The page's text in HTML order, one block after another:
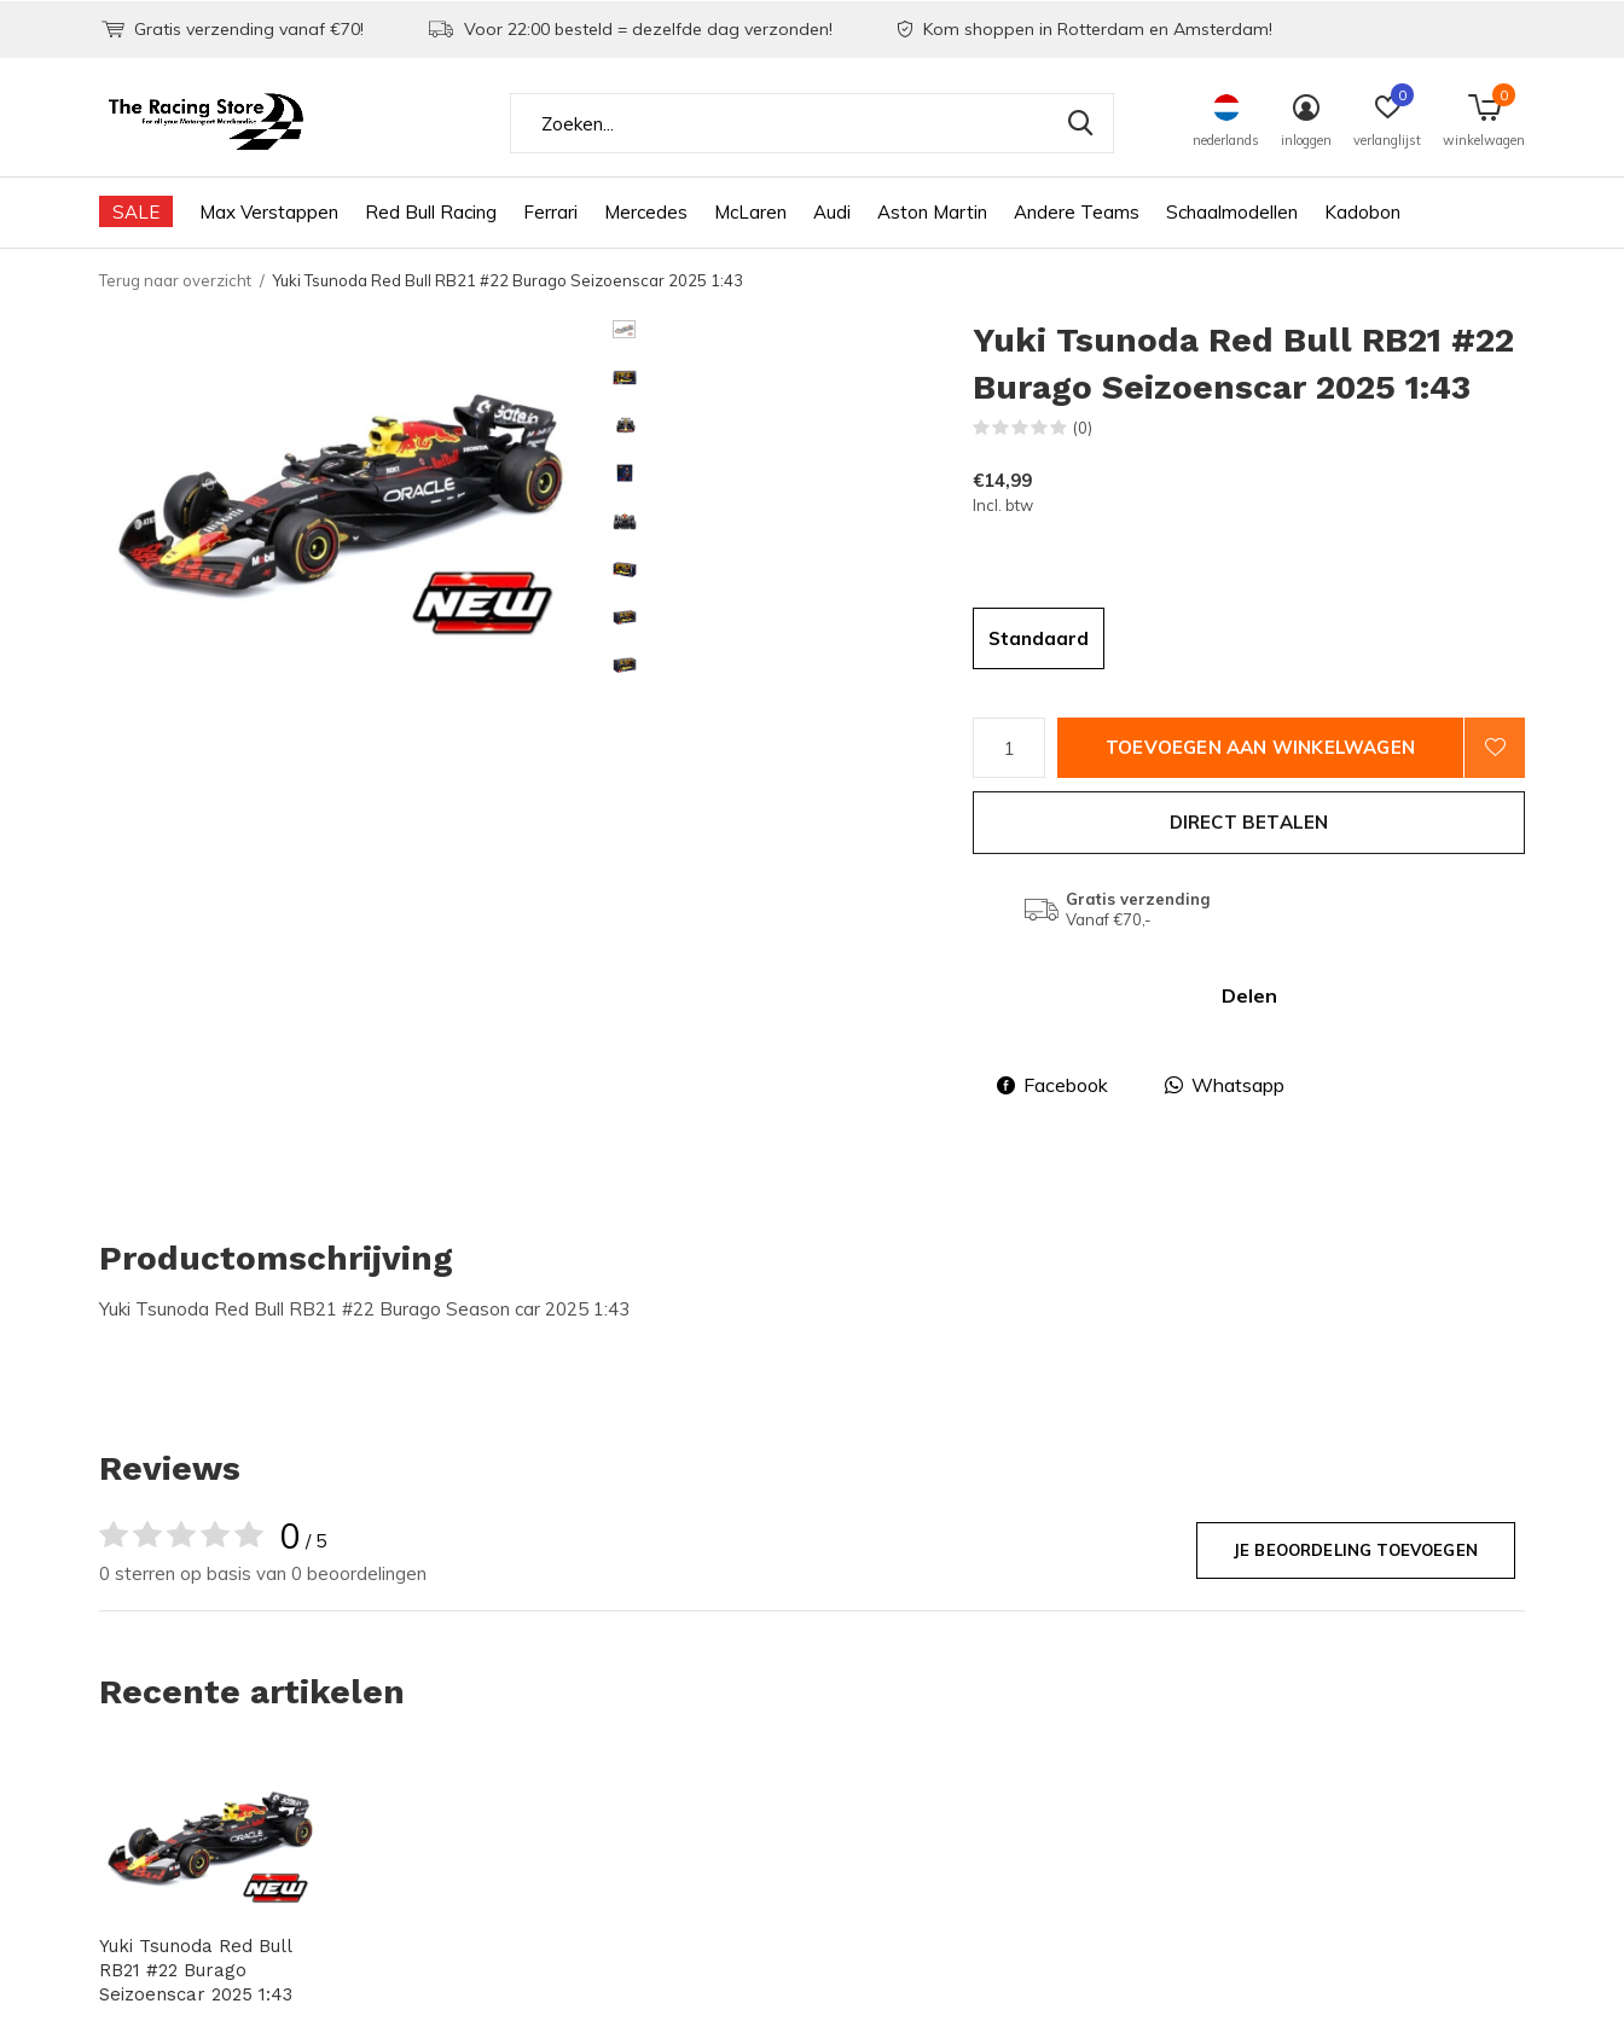
SALE Max Verstappen Red Bull Racing Ferrari Mercedes McLaren Audi Aston Martin Andere Teams Schaalmodellen Kadobon
nederlands inloggen verlanglijst
0
winkelwagen
0
Gratis verzending vanaf €70! Voor 22:00 besteld = dezelfde dag verzonden! Kom shoppen in Rotterdam en Amsterdam!
Terug naar overzicht Yuki Tsunoda Red Bull RB21 #22 Burago Seizoenscar 2025 1:43
Yuki Tsunoda Red Bull RB21 #22
Burago Seizoenscar 2025 1:43
(0)
€14,99
Incl. btw
Standaard
TOEVOEGEN AAN WINKELWAGEN
DIRECT BETALEN
Gratis verzending
Vanaf €70,-
Delen
Facebook Whatsapp
Productomschrijving
Yuki Tsunoda Red Bull RB21 #22 Burago Season car 2025 1:43
Reviews
0 / 5
0 sterren op basis van 0 beoordelingen
JE BEOORDELING TOEVOEGEN
Recente artikelen
Yuki Tsunoda Red Bull
RB21 #22 Burago
Seizoenscar 2025 1:43